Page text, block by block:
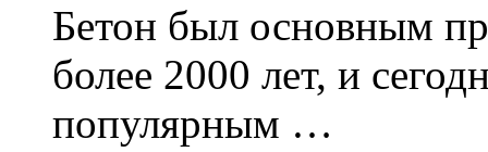
Бетон был основным
более 2000 лет, и
популярным …